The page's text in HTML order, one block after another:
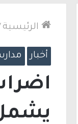
الرئيسية
أخبار